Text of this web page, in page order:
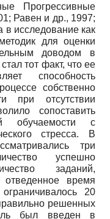
Прогрессивные
Равен и др., 1997;
исследование как
для оценки
доводом в
тот факт, что ее
способность
собственно
при отсутствии
сопоставить
обучаемости с
стресса. В
три
успешно
заданий,
время
20
решенных
был введен в